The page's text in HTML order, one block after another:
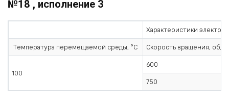
№18 , исполнение 3
Характеристики
Температура перемещаемой среды, °С Скорость вращения, об/
100
600
750